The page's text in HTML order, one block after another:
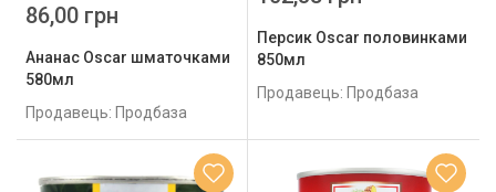
Ананас Oscar шматочками
580мл
Продавець: Продбаза
86,00 грн
Персик Oscar половинками
850мл
Продавець: Продбаза